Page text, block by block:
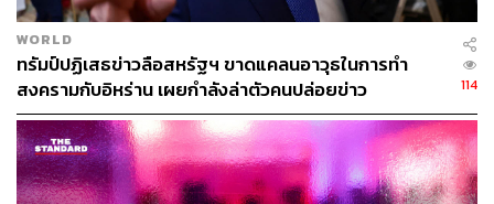
ฮัตสัน กับเรื่องของ Win Rate
หนึ่งประเด็นร้อนแรงที่แฟนบอลไทยพูดถึงอย่างหนัก คือเรื่อง
ของอัตราชนะ (Win Rate) ตัวเลขที่สมาคมฟุตบอลฯ เคย
หยิบยกขึ้นมาเป็นหนึ่งในเงื่อนไขสำคัญในการประเมินผลงาน
ของ มาซาทาดะ อิชิอิ
WORLD
ทรัมป์ปฏิเสธข่าวลือสหรัฐฯ ขาดแคลนอาวุธในการทำ
สงครามกับอิหร่าน เผยกำลังล่าตัวคนปล่อยข่าว
114